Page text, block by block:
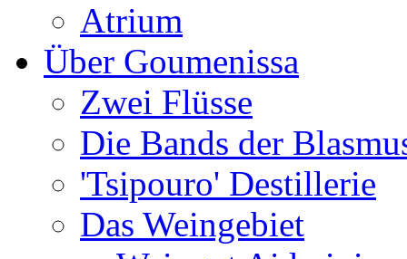
Atrium
Über Goumenissa
Zwei Flüsse
Die Bands der
'Tsipouro' Destillerie
Das Weingebiet